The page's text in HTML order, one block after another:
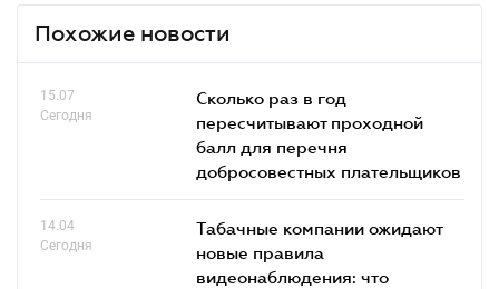
Похожие новости
15.07
Сегодня
Сколько раз в год
пересчитывают проходной
балл для перечня
добросовестных плательщиков
14.04
Сегодня
Табачные компании ожидают
новые правила
видеонаблюдения: что